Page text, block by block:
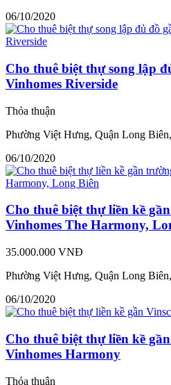
06/10/2020
Cho thuê biệt thự song lập
Vinhomes Riverside
Thỏa thuận
Phường Việt Hưng, Quận Long
06/10/2020
Cho thuê biệt thự liền kề
Vinhomes The Harmony,
35.000.000 VNĐ
Phường Việt Hưng, Quận Long
06/10/2020
Cho thuê biệt thự liền kề
Vinhomes Harmony
Thỏa thuận